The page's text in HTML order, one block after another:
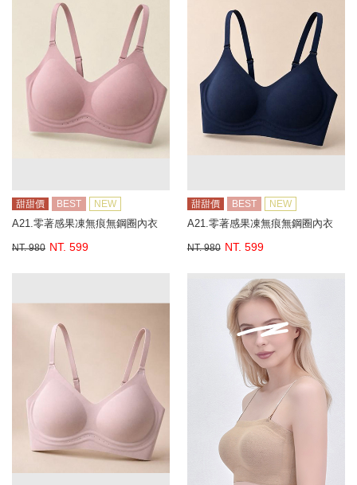
甜甜價 BEST NEW
A21.零著感果凍無痕無鋼圈內衣
NT. 980 NT. 599
甜甜價 BEST NEW
A21.零著感果凍無痕無鋼圈內衣
NT. 980 NT. 599